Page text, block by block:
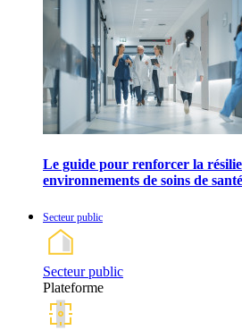
Le guide pour renforcer la
environnements de soins de santé
Secteur public
Secteur public
Plateforme